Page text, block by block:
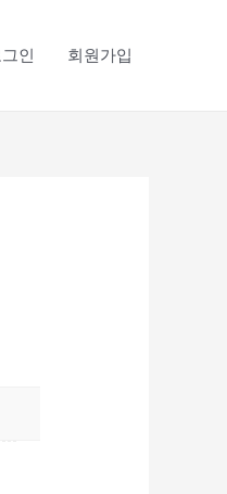
인 회원가입